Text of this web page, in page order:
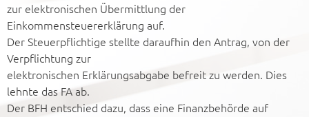
zur elektronischen Übermittlung der
Einkommensteuererklärung auf.
Der Steuerpflichtige stellte daraufhin den Antrag, von der
Verpflichtung zur
elektronischen Erklärungsabgabe befreit zu werden. Dies
lehnte das FA ab.
Der BFH entschied dazu, dass eine Finanzbehörde auf